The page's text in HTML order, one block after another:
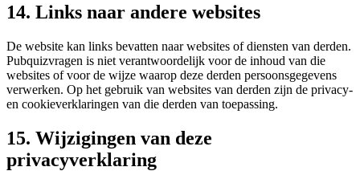
14. Links naar andere websites
De website kan links bevatten naar websites of diensten van derden.
Pubquizvragen is niet verantwoordelijk voor de inhoud van die
websites of voor de wijze waarop deze derden persoonsgegevens
verwerken. Op het gebruik van websites van derden zijn de privacy-
en cookieverklaringen van die derden van toepassing.
15. Wijzigingen van deze
privacyverklaring